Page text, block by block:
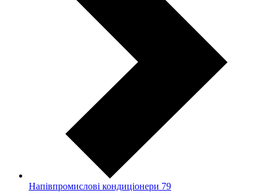
Напівпромислові кондиціонери 79